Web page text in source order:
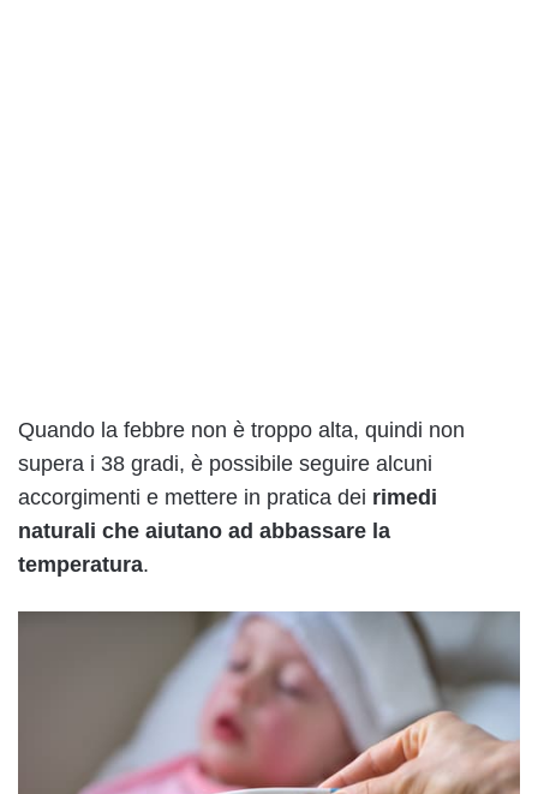
Quando la febbre non è troppo alta, quindi non
supera i 38 gradi, è possibile seguire alcuni
accorgimenti e mettere in pratica dei rimedi
naturali che aiutano ad abbassare la
temperatura.